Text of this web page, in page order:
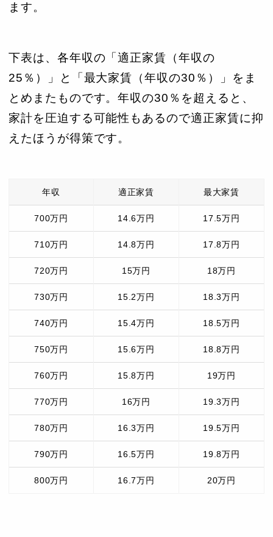
ます。
下表は、各年収の「適正家賃（年収の
25％）」と「最大家賃（年収の30％）」をま
とめまたものです。年収の30％を超えると、
家計を圧迫する可能性もあるので適正家賃に抑
えたほうが得策です。
年収 適正家賃 最大家賃
700万円 14.6万円 17.5万円
710万円 14.8万円 17.8万円
720万円 15万円 18万円
730万円 15.2万円 18.3万円
740万円 15.4万円 18.5万円
750万円 15.6万円 18.8万円
760万円 15.8万円 19万円
770万円 16万円 19.3万円
780万円 16.3万円 19.5万円
790万円 16.5万円 19.8万円
800万円 16.7万円 20万円